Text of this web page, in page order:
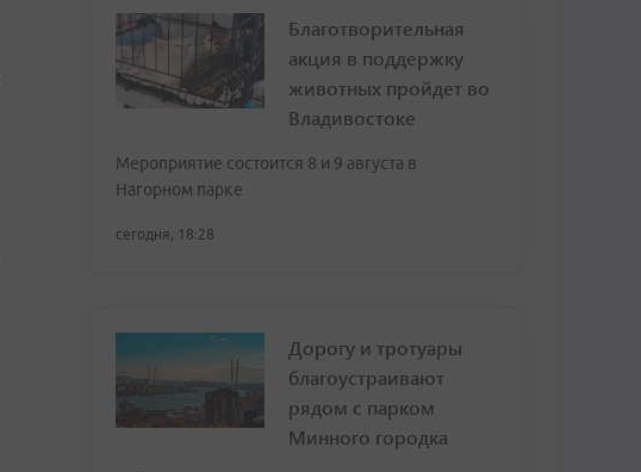
Благотворительная
акция в поддержку
животных пройдет во
Владивостоке
Мероприятие состоится 8 и 9 августа в
Нагорном парке
сегодня, 18:28
Дорогу и тротуары
благоустраивают
рядом с парком
Минного городка